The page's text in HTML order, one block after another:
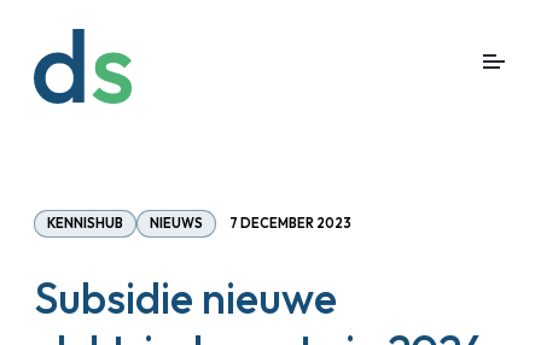
KENNISHUB NIEUWS 7 DECEMBER 2023
Subsidie nieuwe